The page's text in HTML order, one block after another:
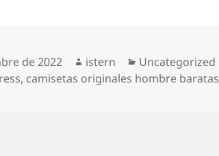
de 2022 Autor
istern Categorías
Uncategorized
, camisetas originales hombre baratas